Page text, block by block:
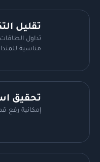
تقليل
تداول
مناسبة
تحقيق
إمكانية رفع